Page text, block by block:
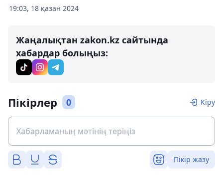
19:03, 18 қазан 2024
Жаңалықтан zakon.kz сайтында
хабардар болыңыз:
Пікірлер 0 Кіру
Пікір жазу